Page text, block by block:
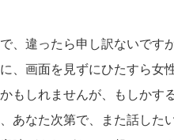
、違ったら申し訳ないです
、画面を見ずにひたすら女
もしれませんが、もしかす
あなた次第で、また話した